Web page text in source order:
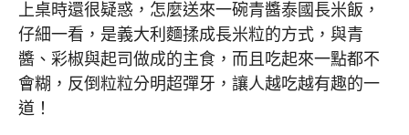
上桌時還很疑惑，怎麼送來一碗青醬泰國長米飯，
仔細一看，是義大利麵揉成長米粒的方式，與青
醬、彩椒與起司做成的主食，而且吃起來一點都不
會糊，反倒粒粒分明超彈牙，讓人越吃越有趣的一
道！